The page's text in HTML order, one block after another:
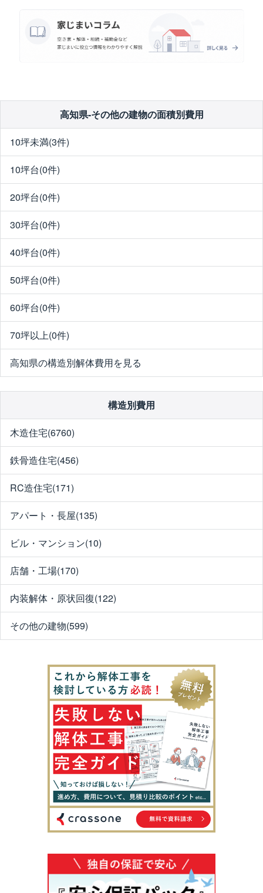
高知県-その他の建物の面積別費用
10坪未満(3件)
10坪台(0件)
20坪台(0件)
30坪台(0件)
40坪台(0件)
50坪台(0件)
60坪台(0件)
70坪以上(0件)
高知県の構造別解体費用を見る
構造別費用
木造住宅(6760)
鉄骨造住宅(456)
RC造住宅(171)
アパート・長屋(135)
ビル・マンション(10)
店舗・工場(170)
内装解体・原状回復(122)
その他の建物(599)